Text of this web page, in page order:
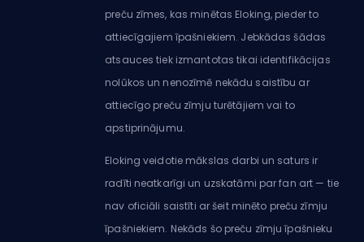
preču zīmes, kas minētas Eloking, pieder to
attiecīgajiem īpašniekiem. Jebkādas šādas
atsauces tiek izmantotas tikai identifikācijas
nolūkos un nenozīmē nekādu saistību ar
attiecīgo preču zīmju turētājiem vai to
apstiprinājumu.
Eloking veidotie mākslas darbi un saturs ir
radīti neatkarīgi un uzskatāmi par fan art — tie
nav oficiāli saistīti ar šeit minēto preču zīmju
īpašniekiem. Nekāds šo preču zīmju īpašnieku